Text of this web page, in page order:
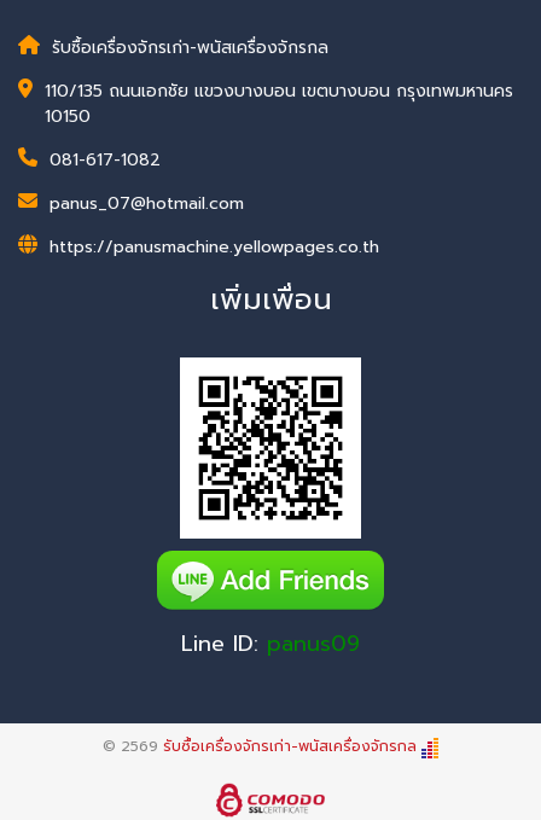
รับซื้อเครื่องจักรเก่า-พนัสเครื่องจักรกล
110/135 ถนนเอกชัย แขวงบางบอน เขตบางบอน กรุงเทพมหานคร
10150
081-617-1082
panus_07@hotmail.com
https://panusmachine.yellowpages.co.th
เพิ่มเพื่อน
Line ID: panus09
© 2569 รับซื้อเครื่องจักรเก่า-พนัสเครื่องจักรกล